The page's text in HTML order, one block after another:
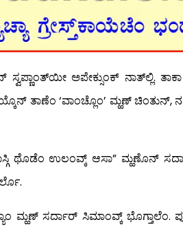
ಸ್ವಪ್ಣಾಂತ್‍ಯೀ ಅಪೇಕ್ಸುಂಕ್ ನಾತ್‍ಲ್ಲಿ.
ತಾಣೆಂ ‘ವಾಂಚ್ಲೊಂ’ ಮ್ಹಣ್
ಥೊಡೆಂ ಉಲಂವ್ಕ್ ಆಸಾ” ಮ್ಹಣೊನ್
ಮ್ಹಣ್ ಸರ್ದಾರ್ ಸಿಮಾಂವ್ಕ್ ಭೊಗ್ತಾಲೆಂ.